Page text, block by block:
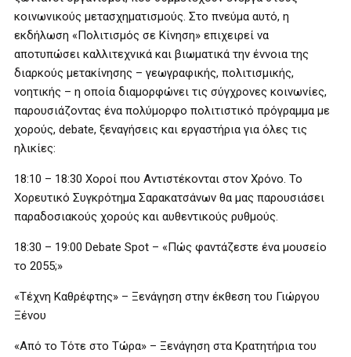
κοινωνικούς μετασχηματισμούς. Στο πνεύμα αυτό, η
εκδήλωση «Πολιτισμός σε Κίνηση» επιχειρεί να
αποτυπώσει καλλιτεχνικά και βιωματικά την έννοια της
διαρκούς μετακίνησης – γεωγραφικής, πολιτισμικής,
νοητικής – η οποία διαμορφώνει τις σύγχρονες κοινωνίες,
παρουσιάζοντας ένα πολύμορφο πολιτιστικό πρόγραμμα με
χορούς, debate, ξεναγήσεις και εργαστήρια για όλες τις
ηλικίες:
18:10 – 18:30 Χοροί που Αντιστέκονται στον Χρόνο. Το
Χορευτικό Συγκρότημα Σαρακατσάνων θα μας παρουσιάσει
παραδοσιακούς χορούς και αυθεντικούς ρυθμούς.
18:30 – 19:00 Debate Spot – «Πώς φαντάζεστε ένα μουσείο
το 2055;»
«Τέχνη Καθρέφτης» – Ξενάγηση στην έκθεση του Γιώργου
Ξένου
«Από το Τότε στο Τώρα» – Ξενάγηση στα Κρατητήρια του